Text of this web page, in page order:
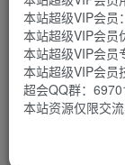
超级大国，而联
游戏视频
本站超级VIP会员
本站超级VIP会员
本站超级VIP会员
本站超级VIP会员
超会QQ群：
本站资源仅限交